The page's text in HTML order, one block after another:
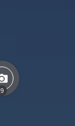
9